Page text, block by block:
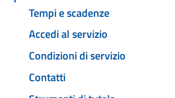
Tempi e scadenze
Accedi al servizio
Condizioni di servizio
Contatti